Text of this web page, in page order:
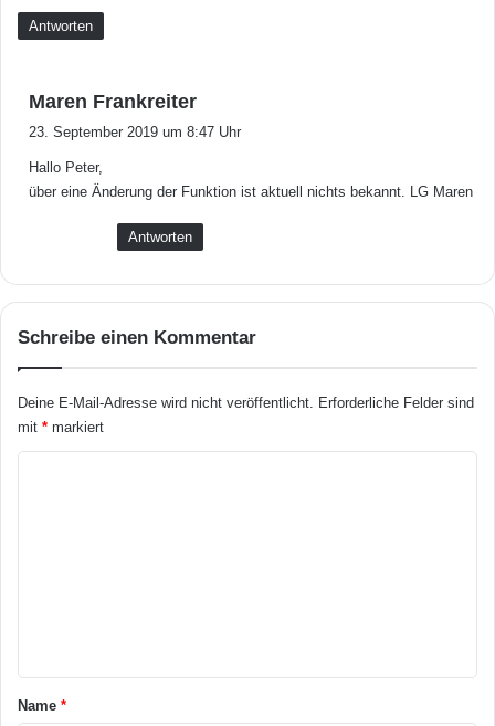
Antworten
Maren Frankreiter
a
:
23. September 2019 um 8:47 Uhr
Hallo Peter,
über eine Änderung der Funktion ist aktuell nichts bekannt. LG Maren
Antworten
Schreibe einen Kommentar
Deine E-Mail-Adresse wird nicht veröffentlicht. Erforderliche Felder sind
mit * markiert
aName *